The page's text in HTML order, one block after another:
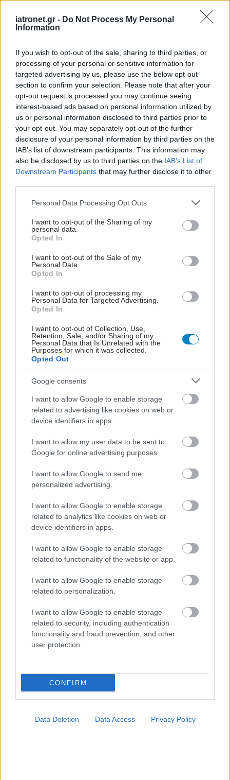
iatronet.gr - Do Not Process My Personal
Information
If you wish to opt-out of the sale, sharing to third parties, or
processing of your personal or sensitive information for
targeted advertising by us, please use the below opt-out
section to confirm your selection. Please note that after your
opt-out request is processed you may continue seeing
interest-based ads based on personal information utilized by
us or personal information disclosed to third parties prior to
your opt-out. You may separately opt-out of the further
disclosure of your personal information by third parties on the
IAB’s list of downstream participants. This information may
also be disclosed by us to third parties on the IAB’s List of
Downstream Participants that may further disclose it to other
Please note that this website/app uses one or more Google
not limited to your visit or usage behaviour. You may click to
grant or deny consent to Google and its third-party tags to
use your data for below specified purposes in below Google
consent section.
Personal Data Processing Opt Outs
I want to opt-out of the Sharing of my
personal data.
Opted In
I want to opt-out of the Sale of my
Personal Data.
Opted In
I want to opt-out of processing my
Personal Data for Targeted Advertising.
Opted In
I want to opt-out of Collection, Use,
Retention, Sale, and/or Sharing of my
Personal Data that Is Unrelated with the
Purposes for which it was collected.
Opted Out
Google consents
I want to allow Google to enable storage
related to advertising like cookies on web or
device identifiers in apps.
I want to allow my user data to be sent to
Google for online advertising purposes.
I want to allow Google to send me
personalized advertising.
I want to allow Google to enable storage
related to analytics like cookies on web or
device identifiers in apps.
I want to allow Google to enable storage
related to functionality of the website or app.
I want to allow Google to enable storage
related to personalization.
I want to allow Google to enable storage
related to security, including authentication
functionality and fraud prevention, and other
user protection.
CONFIRM
Data Deletion Data Access Privacy Policy
Τι ζητούν οι Τεχνολόγοι
228η Αποστολή ΚΙΜ στο
Χαλκιόπουλοι
Αιτωλοακαρνανίας
Όμιλος Ιατρικού
ασφάλεια
συνεχίζεται
ΔΕΙΤΕ ΕΠΙΣΗΣ